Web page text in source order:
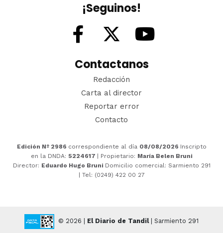
¡Seguinos!
Contactanos
Redacción
Carta al director
Reportar error
Contacto
Edición Nº 2986 correspondiente al día 08/08/2026 Inscripto
en la DNDA: 5224617 | Propietario: María Belen Bruni
Director: Eduardo Hugo Bruni Domicilio comercial: Sarmiento 291
| Tel: (0249) 422 00 27
© 2026 | El Diario de Tandil| Sarmiento 291